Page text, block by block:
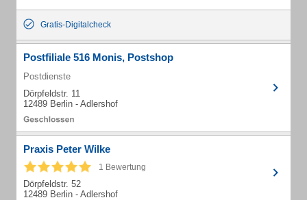
Gratis-Digitalcheck
Postfiliale 516 Monis, Postshop
Postdienste
Dörpfeldstr. 11
12489 Berlin - Adlershof
Praxis Peter Wilke
1 Bewertung
Dörpfeldstr. 52
12489 Berlin - Adlershof